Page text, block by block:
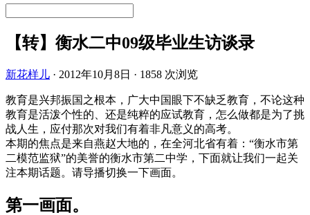
【转】衡水二中09级毕业生访谈录
新花样儿 · 2012年10月8日 · 1858 次浏览
教育是兴邦振国之根本，广大中国眼下不缺乏教育，不论这种
教育是活泼个性的、还是纯粹的应试教育，怎么做都是为了挑
战人生，应付那次对我们有着非凡意义的高考。
本期的焦点是来自燕赵大地的，在全河北省有着：“衡水市第
二模范监狱”的美誉的衡水市第二中学，下面就让我们一起关
注本期话题。请导播切换一下画面。
第一画面。